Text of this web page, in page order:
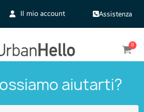
Il mio account Assistenza
aiutarti?